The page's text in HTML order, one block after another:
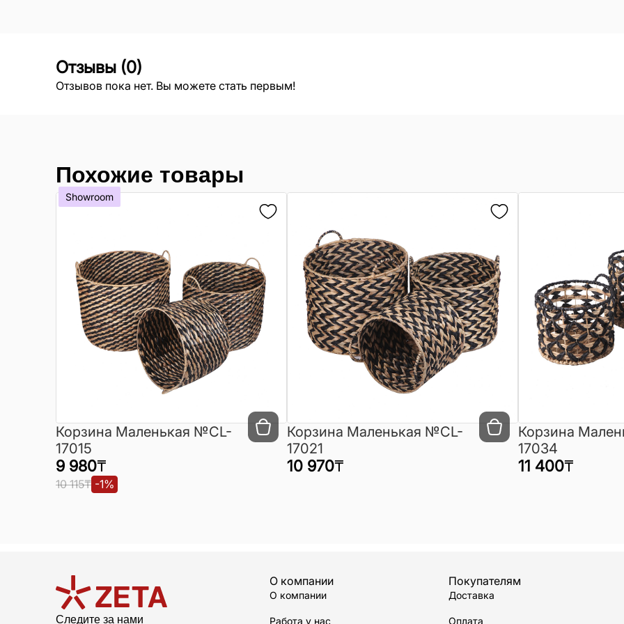
Отзывы (0)
Отзывов пока нет. Вы можете стать первым!
Похожие товары
Showroom
Корзина Маленькая №CL-
17015
9 980₸
10 115₸ -1%
Корзина Маленькая №CL-
17021
10 970₸
Корзина
17034
11 400₸
Следите за нами
О компании
О компании
Работа у нас
Покупателям
Доставка
Оплата